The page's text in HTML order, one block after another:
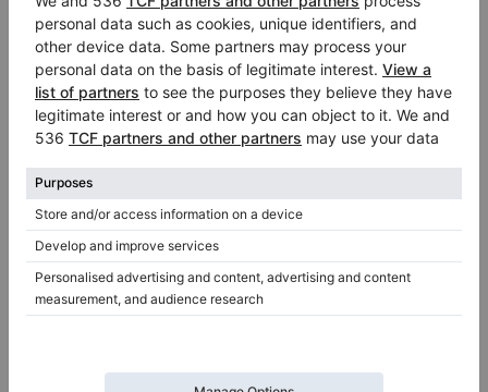
Hot Ogłoszenie polecane
Używany, Fazioli, F183
Rok: 2008 Długość:6′
Państwo:Izrael